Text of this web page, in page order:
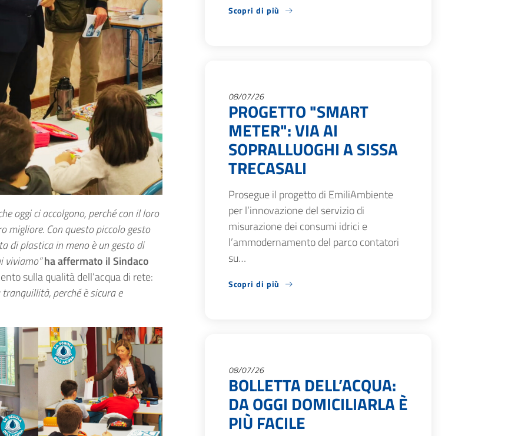
oggi ci accolgono, perché con il loro
migliore. Con questo piccolo gesto
di plastica in meno è un gesto di
viviamo”ha affermato il Sindaco
sulla qualità dell’acqua di rete:
perché è sicura e
Scopri di più
08/07/26
PROGETTO "SMART
METER": VIA AI
SOPRALLUOGHI A SISSA
TRECASALI
Prosegue il progetto di EmiliAmbiente
per l’innovazione del servizio di
misurazione dei consumi idrici e
l’ammodernamento del parco contatori
su…
Scopri di più
08/07/26
BOLLETTA DELL’ACQUA:
DA OGGI DOMICILIARLA È
PIÙ FACILE